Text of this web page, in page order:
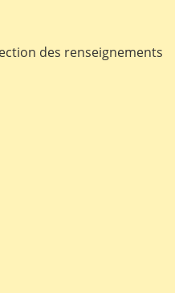
des renseignements